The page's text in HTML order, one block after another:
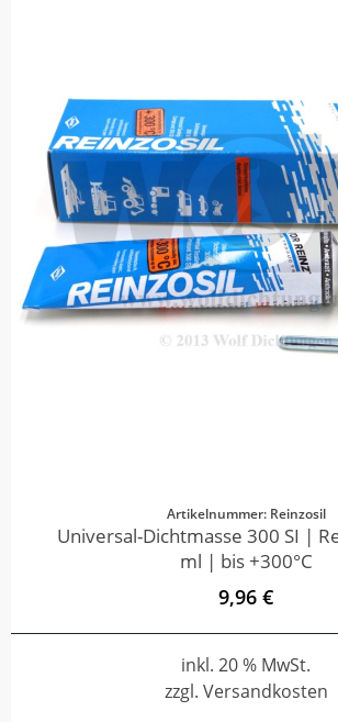
Artikelnummer: Reinzosil
Universal-Dichtmasse 300 SI |
ml | bis +300°C
9,96 €
inkl. 20 % MwSt.
zzgl. Versandkosten